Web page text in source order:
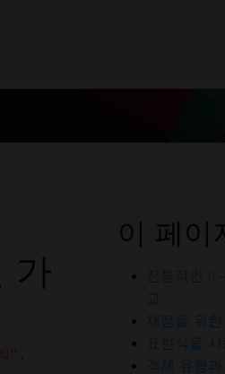
가
이 페이
전통적인
교
채점을 위
표현식을
객체 유형